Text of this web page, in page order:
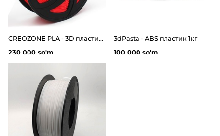
CREOZONE PLA - 3D пластик филамент для 3д принтера. Наивысшего качества
230 000 so'm
3dPasta - ABS пластик 1кг
100 000 so'm